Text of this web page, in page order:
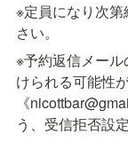
※定員になり次
さい。
※予約返信メー
けられる可能性
《
う、受信拒否設